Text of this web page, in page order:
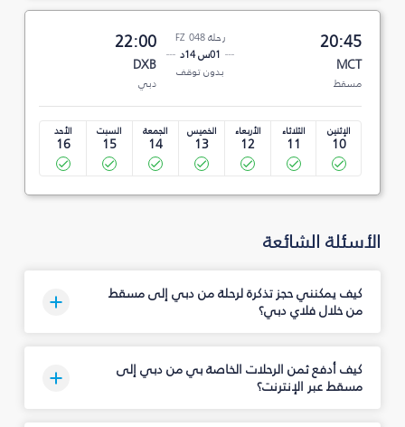
20:45
MCT
مسقط
رحلة FZ 048
01س 14د
بدون توقف
22:00
DXB
دبي
الإثنين
10
الثلاثاء
11
الأربعاء
12
الخميس
13
الجمعة
14
السبت
15
الأحد
16
الأسئلة الشائعة
كيف يمكنني حجز تذكرة لرحلة من دبي إلى مسقط
من خلال فلاي دبي؟
كيف أدفع ثمن الرحلات الخاصة بي من دبي إلى
مسقط عبر الإنترنت؟